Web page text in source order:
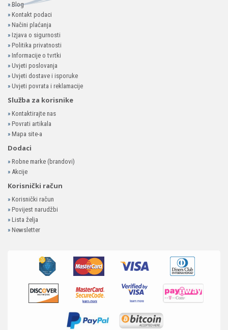
»Blog
» Kontakt podaci
» Načini plaćanja
» Izjava o sigurnosti
» Politika privatnosti
» Informacije o tvrtki
» Uvjeti poslovanja
» Uvjeti dostave i isporuke
» Uvjeti povrata i reklamacije
Služba za korisnike
» Kontaktirajte nas
» Povrati artikala
» Mapa site-a
Dodaci
» Robne marke (brandovi)
» Akcije
Korisnički račun
» Korisnički račun
» Povijest narudžbi
» Lista želja
» Newsletter